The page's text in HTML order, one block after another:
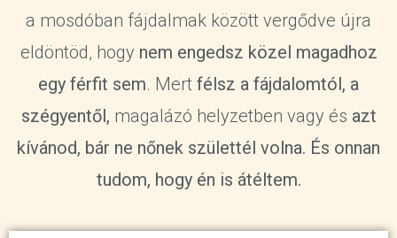
a mosdóban fájdalmak között vergődve újra
eldöntöd, hogy nem engedsz közel magadhoz
egy férfit sem. Mert félsz a fájdalomtól, a
szégyentől, magalázó helyzetben vagy és azt
kívánod, bár ne nőnek születtél volna. És onnan
tudom, hogy én is átéltem.